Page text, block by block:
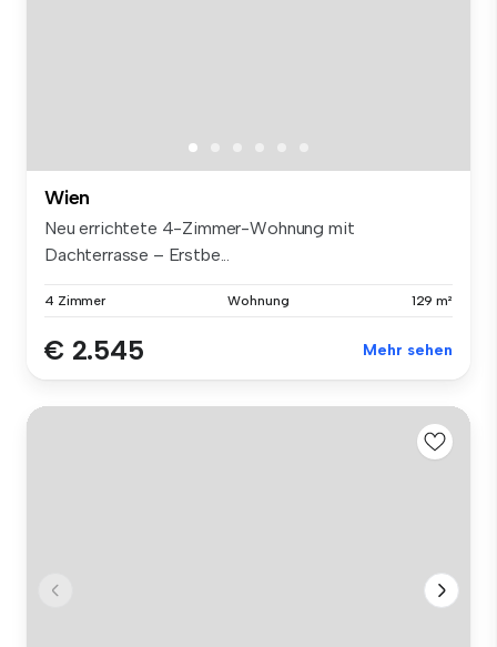
Wien
Neu errichtete 4-Zimmer-Wohnung mit
Dachterrasse – Erstbe...
4 Zimmer Wohnung 129 m²
€ 2.545 Mehr sehen